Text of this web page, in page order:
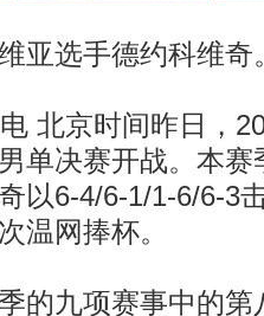
选手德约科维奇
京时间昨日，
单决赛开战。本赛
以6-4/6-1/1-6/6-3
温网捧杯。
九项赛事中的第